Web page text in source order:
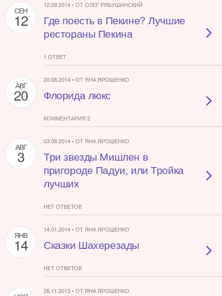
СЕН
12
12.09.2014 • ОТ ОЛЕГ РЯБУШИНСКИЙ
Где поесть в Пекине? Лучшие
рестораны Пекина
1 ОТВЕТ
АВГ
20
20.08.2014 • ОТ ЯНА ЯРОШЕНКО
Флорида люкс
КОММЕНТАРИЯ 2
АВГ
3
03.08.2014 • ОТ ЯНА ЯРОШЕНКО
Три звезды Мишлен в
пригороде Падуи, или Тройка
лучших
НЕТ ОТВЕТОВ
ЯНВ
14
14.01.2014 • ОТ ЯНА ЯРОШЕНКО
Сказки Шахерезады
НЕТ ОТВЕТОВ
26.11.2013 • ОТ ЯНА ЯРОШЕНКО